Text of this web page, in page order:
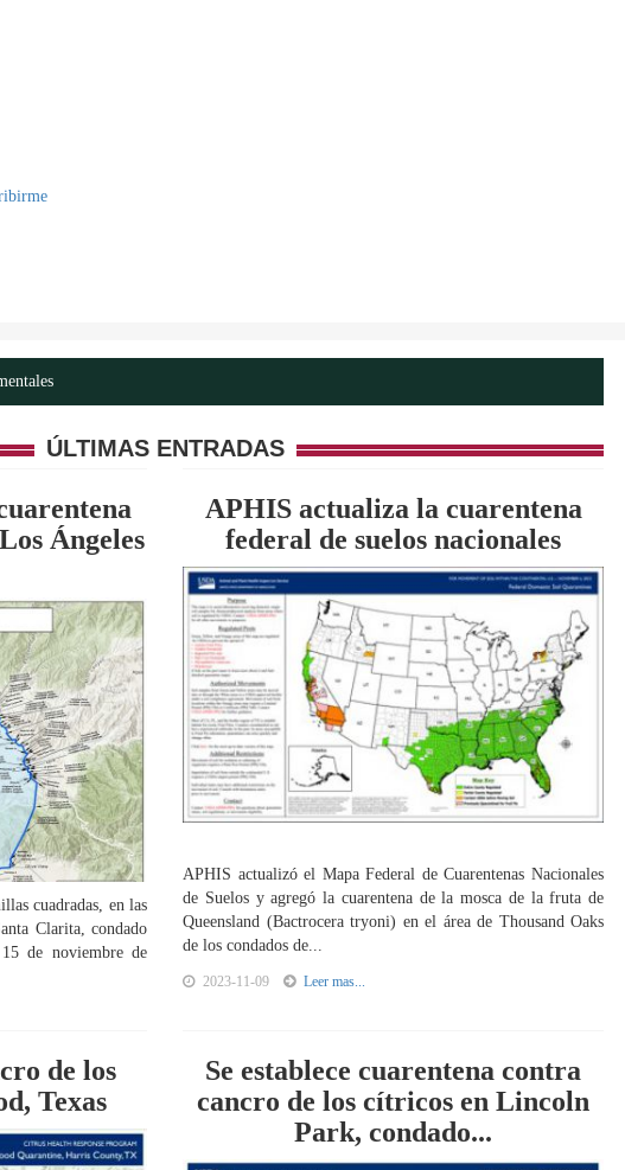
ÚLTIMAS ENTRADAS
Ángeles
cuadradas, en las
Clarita, condado
de noviembre de
APHIS actualiza la cuarentena
federal de suelos nacionales
APHIS actualizó el Mapa Federal de Cuarentenas Nacionales
de Suelos y agregó la cuarentena de la mosca de la fruta de
Queensland (Bactrocera tryoni) en el área de Thousand Oaks
de los condados de...
2023-11-09 Leer mas...
de los
Texas
Se establece cuarentena contra
cancro de los cítricos en Lincoln
Park, condado...